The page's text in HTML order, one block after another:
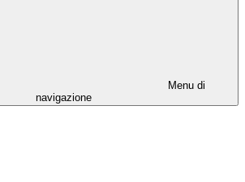
Menu di
navigazione